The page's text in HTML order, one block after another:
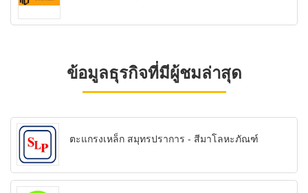
ข้อมูลธุรกิจที่มีผู้ชมล่าสุด
ตะแกรงเหล็ก สมุทรปราการ - สีมาโลหะภัณฑ์